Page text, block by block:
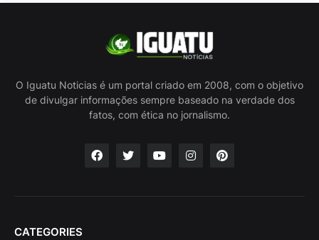
O Iguatu Noticias é um portal criado em 2008, com o objetivo
de divulgar informações sempre baseado na verdade dos
fatos, com ética no jornalismo.
CATEGORIES